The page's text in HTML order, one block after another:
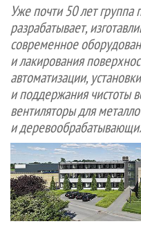
ИНСТРУМЕНТ И
БИБЛИОТЕКА
Уже почти 50 лет
разрабатывает,
современное
и лакирования
автоматизации,
и поддержания чистоты
вентиляторы для
и